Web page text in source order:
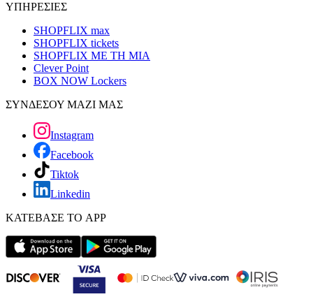
ΥΠΗΡΕΣΙΕΣ
SHOPFLIX max
SHOPFLIX tickets
SHOPFLIX ΜΕ ΤΗ ΜΙΑ
Clever Point
BOX NOW Lockers
ΣΥΝΔΕΣΟΥ ΜΑΖΙ ΜΑΣ
Instagram
Facebook
Tiktok
Linkedin
ΚΑΤΕΒΑΣΕ ΤΟ APP